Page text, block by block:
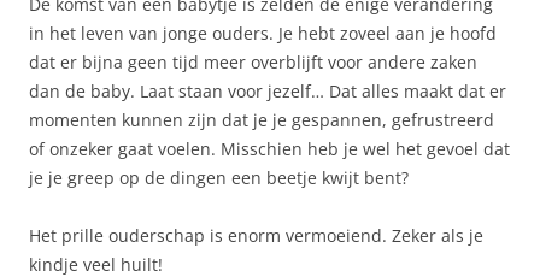
in het leven van jonge ouders. Je hebt zoveel aan je hoofd
dat er bijna geen tijd meer overblijft voor andere zaken
dan de baby. Laat staan voor jezelf… Dat alles maakt dat er
momenten kunnen zijn dat je je gespannen, gefrustreerd
of onzeker gaat voelen. Misschien heb je wel het gevoel dat
je je greep op de dingen een beetje kwijt bent?
Het prille ouderschap is enorm vermoeiend. Zeker als je
kindje veel huilt!